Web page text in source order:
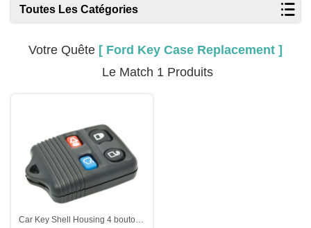
Toutes Les Catégories
Votre Quête [ Ford Key Case Replacement ]
Le Match 1 Produits
Car Key Shell Housing 4 boutons